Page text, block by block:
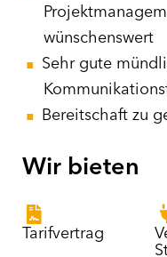
wünschenswert
Sehr gute
Bereitschaft zu
Wir bieten
Tarifvertrag